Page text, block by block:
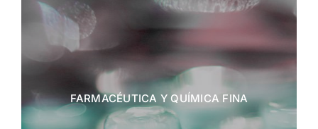
FARMACÉUTICA Y QUÍMICA FINA